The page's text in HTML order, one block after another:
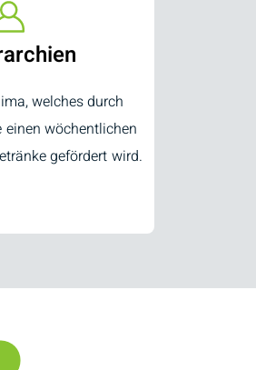
welches durch
einen wöchentlichen
gefördert wird.